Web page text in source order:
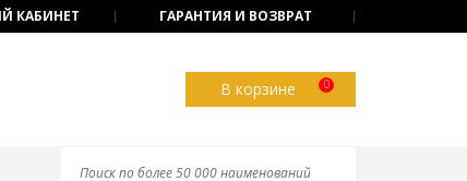
КАБИНЕТ ГАРАНТИЯ И ВОЗВРАТ
В корзине 0